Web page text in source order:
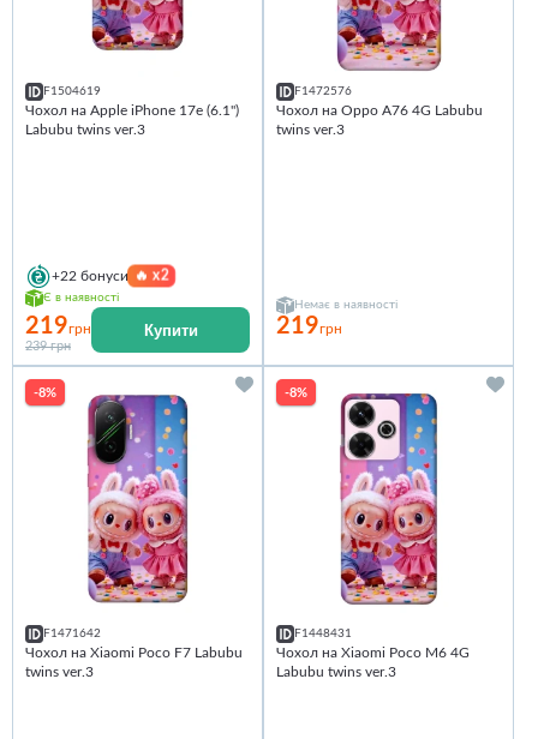
F1504619
Чохол на Apple iPhone 17e (6.1")
Labubu twins ver.3
+22 бонуси 🔥x2
Є в наявності
219грн
239 грн
Купити
F1472576
Чохол на Oppo A76 4G Labubu
twins ver.3
Немає в наявності
219грн
-8%
F1471642
Чохол на Xiaomi Poco F7 Labubu
twins ver.3
-8%
F1448431
Чохол на Xiaomi Poco M6 4G
Labubu twins ver.3